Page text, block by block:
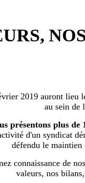
2019 auront lieu
au sein de
présentons plus de
d'un syndicat
défendu le maintien
connaissance de
valeurs, nos